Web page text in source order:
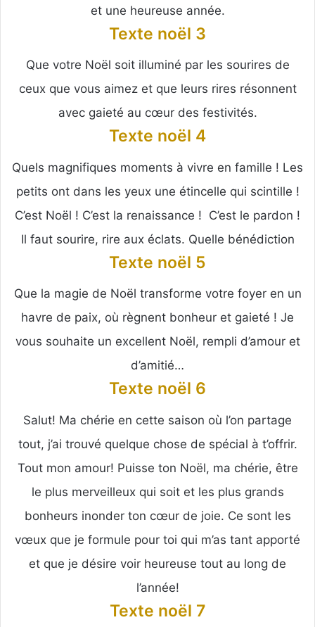
et une heureuse année.
Texte noël 3
Que votre Noël soit illuminé par les sourires de
ceux que vous aimez et que leurs rires résonnent
avec gaieté au cœur des festivités.
Texte noël 4
Quels magnifiques moments à vivre en famille ! Les
petits ont dans les yeux une étincelle qui scintille !
C’est Noël ! C’est la renaissance ! C’est le pardon !
Il faut sourire, rire aux éclats. Quelle bénédiction
Texte noël 5
Que la magie de Noël transforme votre foyer en un
havre de paix, où règnent bonheur et gaieté ! Je
vous souhaite un excellent Noël, rempli d’amour et
d’amitié…
Texte noël 6
Salut! Ma chérie en cette saison où l’on partage
tout, j’ai trouvé quelque chose de spécial à t’offrir.
Tout mon amour! Puisse ton Noël, ma chérie, être
le plus merveilleux qui soit et les plus grands
bonheurs inonder ton cœur de joie. Ce sont les
vœux que je formule pour toi qui m’as tant apporté
et que je désire voir heureuse tout au long de
l’année!
Texte noël 7